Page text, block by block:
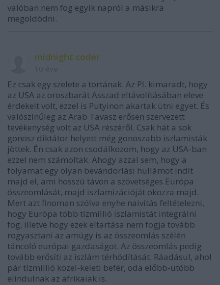
valóban nem fog egyik napról a másikra
megoldódni.
midnight coder
Ez csak egy szelete a tortának. Az Pl. kimaradt, hogy
az USA az oroszbarát Asszad eltávolításában eleve
érdekelt volt, ezzel is Putyinon akartak ütni egyet. És
valószínűleg az Arab Tavasz erősen szervezett
tevékenység volt az USA részéről. Csak hát a sok
gonosz diktátor helyett még gonoszabb iszlamisták
jöttek. Én csak azon csodálkozom, hogy az USA-ban
ezzel nem számoltak. Ahogy azzal sem, hogy a
folyamat egy olyan bevándorlási hullámot indít
majd el, ami hosszú távon a szövetséges Európa
összeomlását, majd iszlamizációját okozza majd.
Mert azt finoman szólva enyhe naivitás feltételezni,
hogy Európa több tízmillió iszlamistát integrálni
fog, illetve hogy ezek eltartása nem fogja tovább
rogyasztani az amúgy is az összeomlás szélén
táncoló európai gazdaságot. Az összeomlás pedig
tovább erősíti az iszlám térhódítását. Ráadásul, ahol
pár tízmillió közel-keleti befér, oda előbb-utóbb
elindulnak az afrikaiak is.